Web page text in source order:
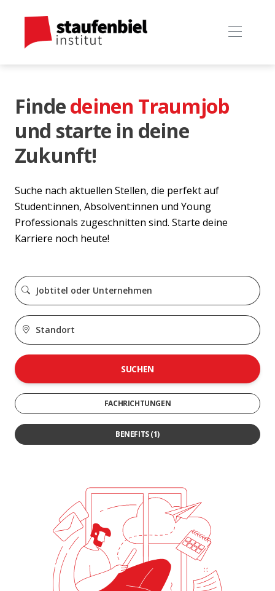
Findedeinen Traumjob
und starte in deine
Zukunft!
Suche nach aktuellen Stellen, die perfekt auf
Student:innen, Absolvent:innen und Young
Professionals zugeschnitten sind. Starte deine
Karriere noch heute!
SUCHEN
FACHRICHTUNGEN
BENEFITS(1)